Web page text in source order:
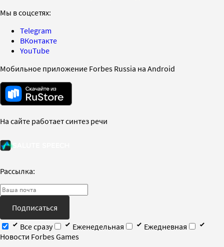
Мы в соцсетях:
Telegram
ВКонтакте
YouTube
Мобильное приложение Forbes Russia на Android
На сайте работает синтез речи
Рассылка:
Подписаться
Все сразу
Еженедельная
Ежедневная
Новости Forbes Games